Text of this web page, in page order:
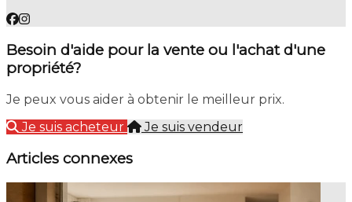
Besoin d'aide pour la vente ou l'achat d'une
propriété?
Je peux vous aider à obtenir le meilleur prix.
Je suis acheteur
Je suis vendeur
Articles connexes